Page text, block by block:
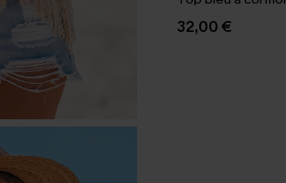
32,00 €